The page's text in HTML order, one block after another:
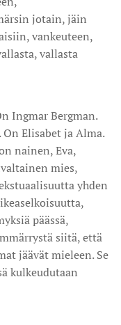
jotain, jäin
vankeuteen,
vallasta
Ingmar Bergman.
Elisabet ja Alma.
nainen, Eva,
mies,
yhden
päässä,
siitä, että
jäävät mieleen. Se
kulkeudutaan